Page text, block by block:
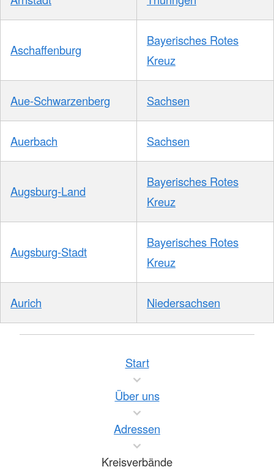
Aschaffenburg
Bayerisches Rotes
Kreuz
Aue-Schwarzenberg Sachsen
Auerbach Sachsen
Augsburg-Land
Bayerisches Rotes
Kreuz
Augsburg-Stadt
Bayerisches Rotes
Kreuz
Aurich Niedersachsen
Start
Über uns
Adressen
Kreisverbände